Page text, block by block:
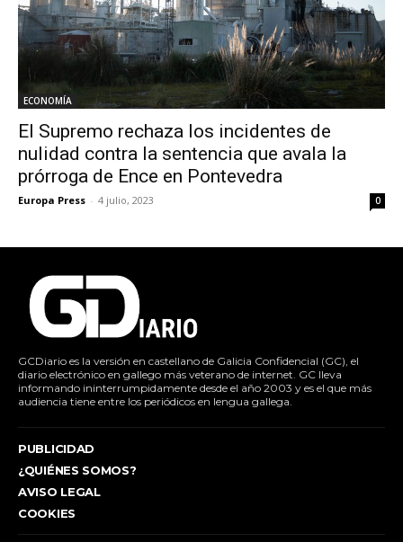
ECONOMÍA
El Supremo rechaza los incidentes de
nulidad contra la sentencia que avala la
prórroga de Ence en Pontevedra
Europa Press - 4 julio, 2023 0
GCDiario es la versión en castellano de Galicia Confidencial (GC), el
diario electrónico en gallego más veterano de internet. GC lleva
informando ininterrumpidamente desde el año 2003 y es el que más
audiencia tiene entre los periódicos en lengua gallega.
PUBLICIDAD
¿QUIÉNES SOMOS?
AVISO LEGAL
COOKIES